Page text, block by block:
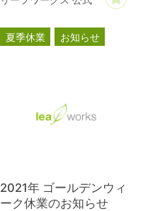
夏季休業 お知らせ
2021年 ゴールデンウィ
ーク休業のお知らせ